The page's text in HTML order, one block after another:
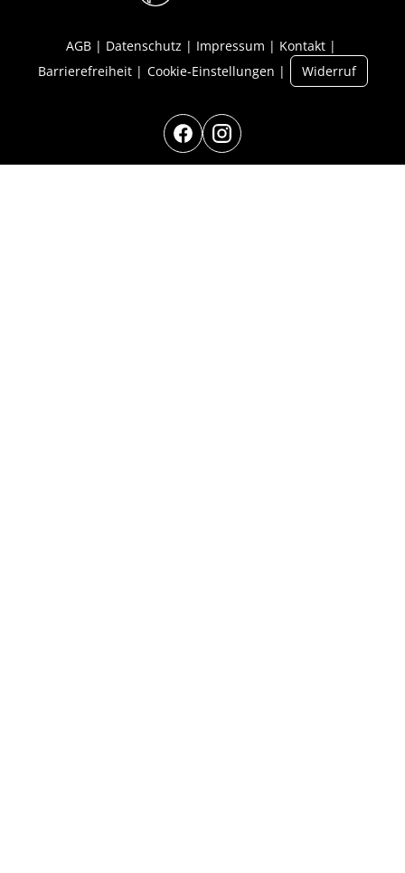
AGB Datenschutz Impressum
Kontakt
Barrierefreiheit
Cookie-Einstellungen Widerruf